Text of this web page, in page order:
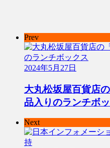
Prev
2024年5月27日
大丸松坂屋百貨店
品入りのランチボ
Next